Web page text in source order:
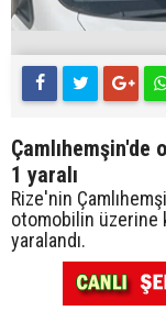
1 yaralı
Rize'nin
otomobilin üzerine
yaralandı.